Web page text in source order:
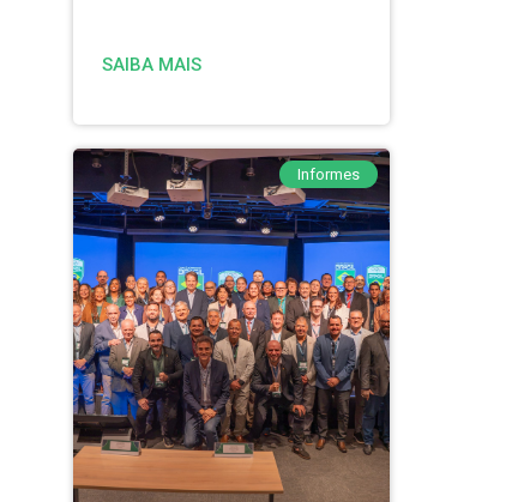
SAIBA MAIS
Informes